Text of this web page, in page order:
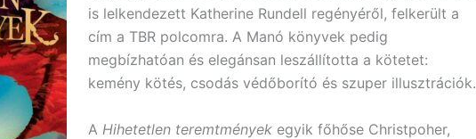
is lelkendezett Katherine Rundell regényéről, felkerült a
cím a TBR polcomra. A Manó könyvek pedig
megbízhatóan és elegánsan leszállította a kötetet:
kemény kötés, csodás védőborító és szuper illusztrációk.
A Hihetetlen teremtmények egyik főhőse Christpoher,